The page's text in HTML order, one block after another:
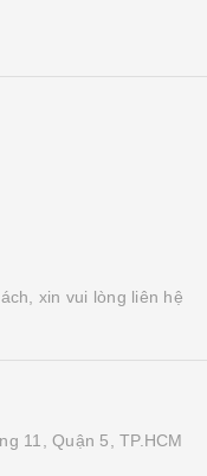
xin vui lòng liên hệ
11, Quận 5, TP.HCM